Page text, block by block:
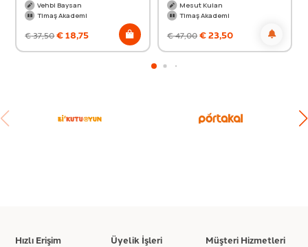
Vehbi Baysan
Timaş Akademi
€37,50€18,75
Mesut Kulan
Timaş Akademi
€47,00€23,50
Hızlı Erişim Üyelik İşleri Müşteri Hizmetleri